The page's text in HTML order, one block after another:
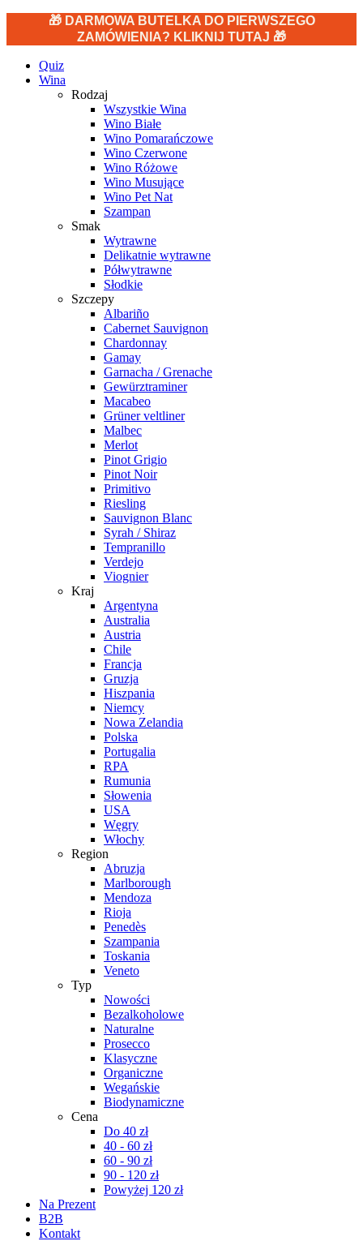
🎁 DARMOWA BUTELKA DO PIERWSZEGO
ZAMÓWIENIA? KLIKNIJ TUTAJ 🎁
Quiz
Wina
Rodzaj
Wszystkie Wina
Wino Białe
Wino Pomarańczowe
Wino Czerwone
Wino Różowe
Wino Musujące
Wino Pet Nat
Szampan
Smak
Wytrawne
Delikatnie wytrawne
Półwytrawne
Słodkie
Szczepy
Albariño
Cabernet Sauvignon
Chardonnay
Gamay
Garnacha / Grenache
Gewürztraminer
Macabeo
Grüner veltliner
Malbec
Merlot
Pinot Grigio
Pinot Noir
Primitivo
Riesling
Sauvignon Blanc
Syrah / Shiraz
Tempranillo
Verdejo
Viognier
Kraj
Argentyna
Australia
Austria
Chile
Francja
Gruzja
Hiszpania
Niemcy
Nowa Zelandia
Polska
Portugalia
RPA
Rumunia
Słowenia
USA
Węgry
Włochy
Region
Abruzja
Marlborough
Mendoza
Rioja
Penedès
Szampania
Toskania
Veneto
Typ
Nowości
Bezalkoholowe
Naturalne
Prosecco
Klasyczne
Organiczne
Wegańskie
Biodynamiczne
Cena
Do 40 zł
40 - 60 zł
60 - 90 zł
90 - 120 zł
Powyżej 120 zł
Na Prezent
B2B
Kontakt